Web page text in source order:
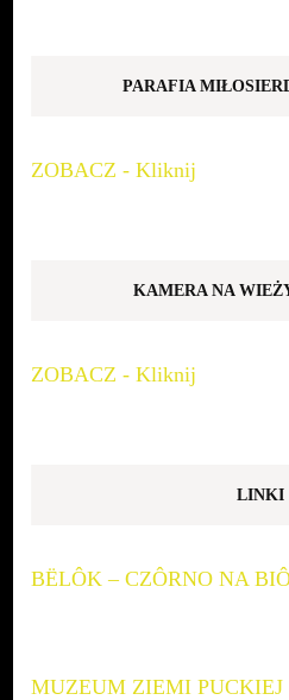
PARAFIA
ZOBACZ - Kliknij
KAMERA NA
ZOBACZ - Kliknij
LINKI
BËLÔK – CZÔRNO NA
MUZEUM ZIEMI PUCKIEJ